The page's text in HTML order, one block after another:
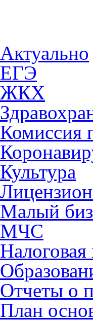
Актуально
ЕГЭ
ЖКХ
Комиссия
Культура
Малый
МЧС
Отчеты о
План